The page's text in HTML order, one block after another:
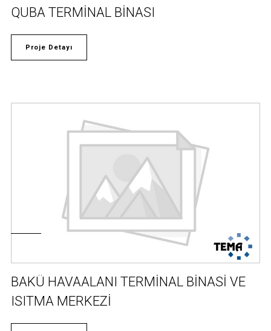
QUBA TERMİNAL BİNASI
Proje Detayı
BAKÜ HAVAALANI TERMİNAL BİNASİ VE
ISITMA MERKEZİ